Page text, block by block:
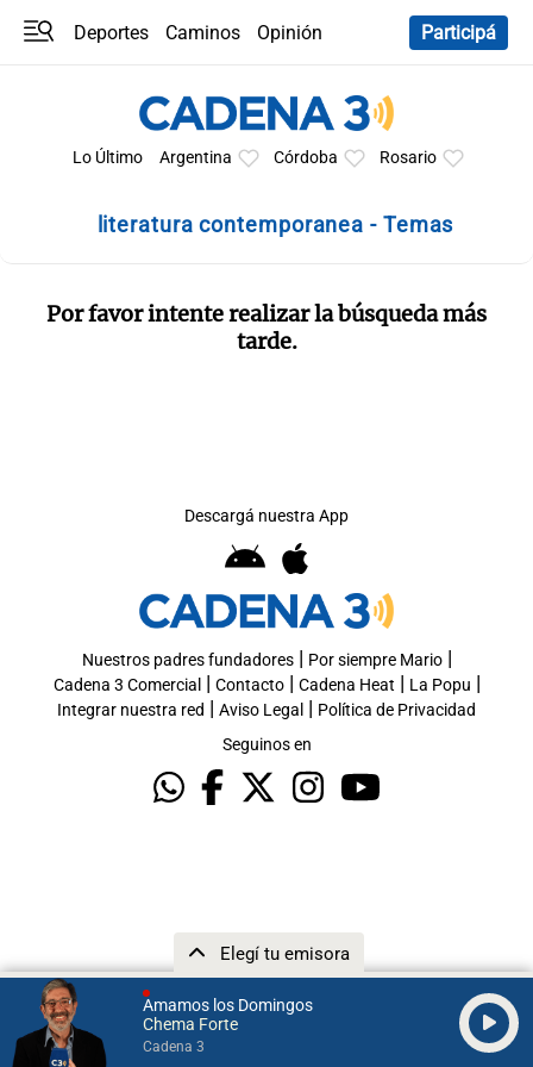
Amamos los Domingos
Chema Forte
Cadena 3
Elegí tu emisora
Deportes Caminos
Opinión
Participá
Lo Último Argentina Córdoba Rosario
literatura contemporanea - Temas
Por favor intente realizar la búsqueda más
tarde.
Descargá nuestra App
Nuestros padres fundadores| Por siempre Mario|
Cadena 3 Comercial | Contacto| Cadena Heat | La Popu |
Integrar nuestra red | Aviso Legal | Política de Privacidad
Seguinos en